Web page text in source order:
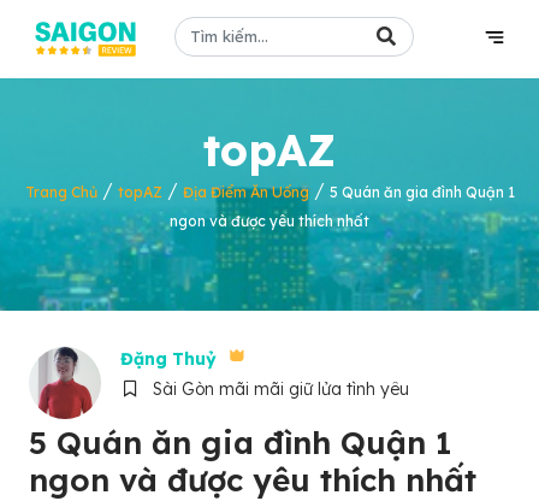
topAZ
Trang Chủ/ topAZ / Địa Điểm Ăn Uống/ 5 Quán ăn gia đình Quận 1
ngon và được yêu thích nhất
Đặng Thuỷ
Sài Gòn mãi mãi giữ lửa tình yêu
5 Quán ăn gia đình Quận 1
ngon và được yêu thích nhất